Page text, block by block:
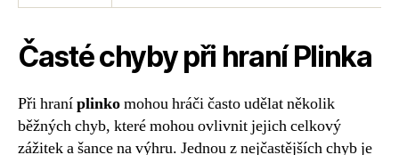
Časté chyby při hraní Plinka
Při hraníplinkomohou hráči často udělat několik
běžných chyb, které mohou ovlivnit jejich celkový
zážitek a šance na výhru. Jednou z nejčastějších chyb je